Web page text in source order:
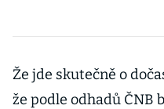
Že jde skutečně o
že podle odhadů ČNB